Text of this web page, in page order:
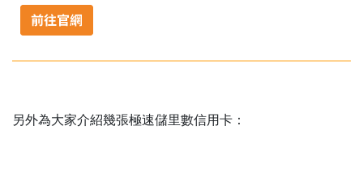
另外為大家介紹幾張極速儲里數信用卡：